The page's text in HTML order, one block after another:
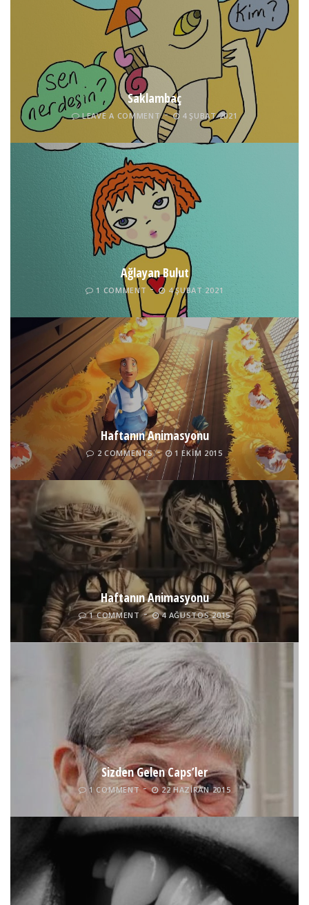
Saklambaç
LEAVE A COMMENT 4 ŞUBAT 2021
Ağlayan Bulut
1 COMMENT 4 ŞUBAT 2021
Haftanın Animasyonu
2 COMMENTS 1 EKIM 2015
Haftanın Animasyonu
1 COMMENT 4 AĞUSTOS 2015
Sizden Gelen Caps’ler
1 COMMENT 22 HAZIRAN 2015